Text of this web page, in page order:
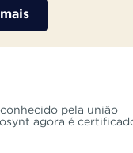
pela união
agora é